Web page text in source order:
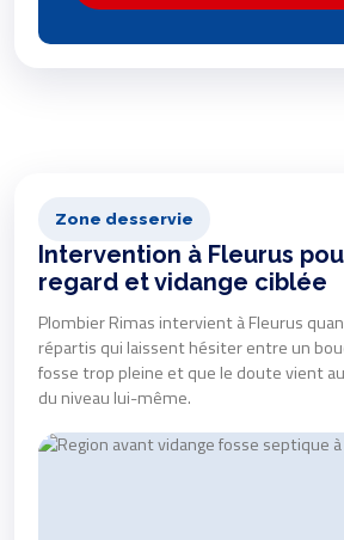
Zone desservie
Intervention à Fleurus
regard et vidange ciblée
Plombier Rimas intervient à Fleurus
répartis qui laissent hésiter entre un
fosse trop pleine et que le doute vient
du niveau lui-même.